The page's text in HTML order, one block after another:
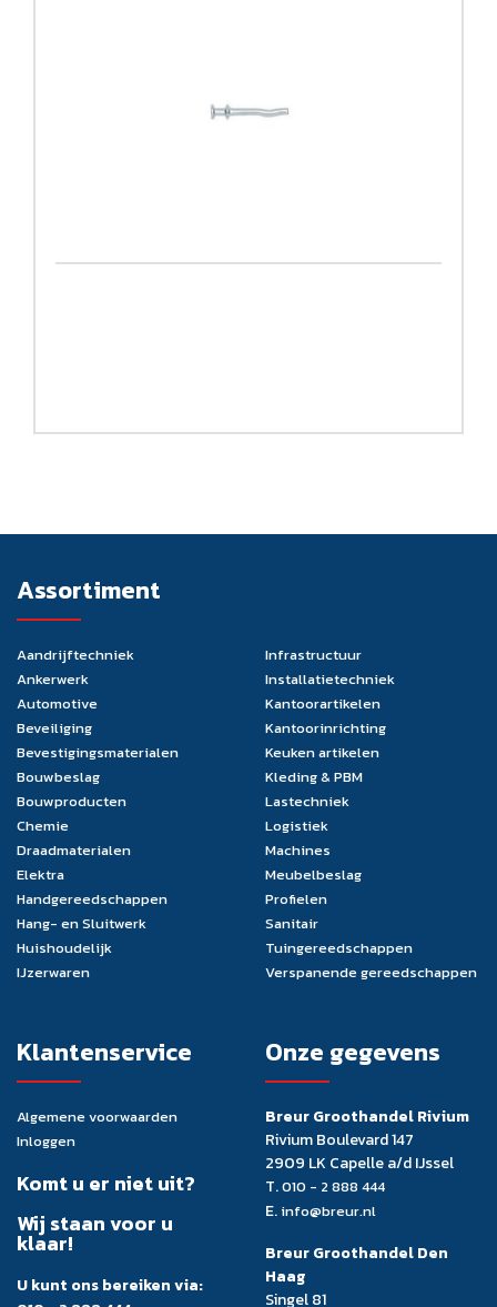
Assortiment
Aandrijftechniek
Ankerwerk
Automotive
Beveiliging
Bevestigingsmaterialen
Bouwbeslag
Bouwproducten
Chemie
Draadmaterialen
Elektra
Handgereedschappen
Hang- en Sluitwerk
Huishoudelijk
IJzerwaren
Infrastructuur
Installatietechniek
Kantoorartikelen
Kantoorinrichting
Keuken artikelen
Kleding & PBM
Lastechniek
Logistiek
Machines
Meubelbeslag
Profielen
Sanitair
Tuingereedschappen
Verspanende gereedschappen
Klantenservice
Algemene voorwaarden
Inloggen
Komt u er niet uit?
Wij staan voor u
klaar!
U kunt ons bereiken via:
Onze gegevens
Breur Groothandel Rivium
Rivium Boulevard 147
2909 LK Capelle a/d IJssel
T.010 - 2 888 444
E. info@breur.nl
Breur Groothandel Den
Haag
Singel 81